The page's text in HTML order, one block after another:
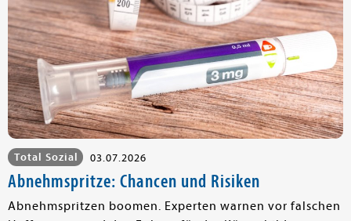
Total Sozial 03.07.2026
Abnehmspritze: Chancen und Risiken
Abnehmspritzen boomen. Experten warnen vor falschen